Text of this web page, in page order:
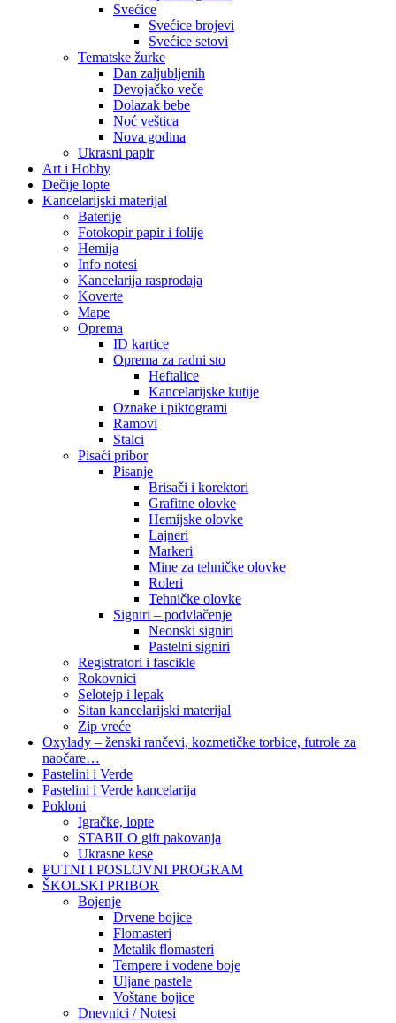
Svećice
Svećice brojevi
Svećice setovi
Tematske žurke
Dan zaljubljenih
Devojačko veče
Dolazak bebe
Noć veštica
Nova godina
Ukrasni papir
Art i Hobby
Dečije lopte
Kancelarijski materijal
Baterije
Fotokopir papir i folije
Hemija
Info notesi
Kancelarija rasprodaja
Koverte
Mape
Oprema
ID kartice
Oprema za radni sto
Heftalice
Kancelarijske kutije
Oznake i piktogrami
Ramovi
Stalci
Pisaći pribor
Pisanje
Brisači i korektori
Grafitne olovke
Hemijske olovke
Lajneri
Markeri
Mine za tehničke olovke
Roleri
Tehničke olovke
Signiri – podvlačenje
Neonski signiri
Pastelni signiri
Registratori i fascikle
Rokovnici
Selotejp i lepak
Sitan kancelarijski materijal
Zip vreće
Oxylady – ženski rančevi, kozmetičke torbice, futrole za
naočare…
Pastelini i Verde
Pastelini i Verde kancelarija
Pokloni
Igračke, lopte
STABILO gift pakovanja
Ukrasne kese
PUTNI I POSLOVNI PROGRAM
ŠKOLSKI PRIBOR
Bojenje
Drvene bojice
Flomasteri
Metalik flomasteri
Tempere i vodene boje
Uljane pastele
Voštane bojice
Dnevnici / Notesi